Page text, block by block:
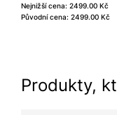
Nejnižší cena: 2499.00 Kč
Původní cena: 2499.00 Kč
Produkty,